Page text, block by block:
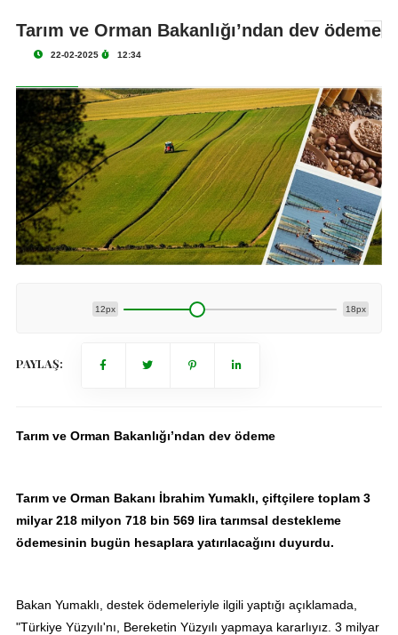
Tarım ve Orman Bakanlığı’ndan dev ödeme
22-02-2025 12:34
12px 18px
PAYLAŞ:
Tarım ve Orman Bakanlığı’ndan dev ödeme
Tarım ve Orman Bakanı İbrahim Yumaklı, çiftçilere toplam 3
milyar 218 milyon 718 bin 569 lira tarımsal destekleme
ödemesinin bugün hesaplara yatırılacağını duyurdu.
Bakan Yumaklı, destek ödemeleriyle ilgili yaptığı açıklamada,
"Türkiye Yüzyılı'nı, Bereketin Yüzyılı yapmaya kararlıyız. 3 milyar